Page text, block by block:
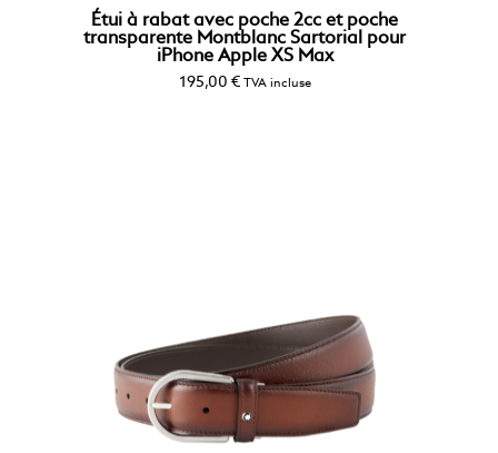
Étui à rabat avec poche 2cc et poche
transparente Montblanc Sartorial pour
iPhone Apple XS Max
195,00 € TVA incluse